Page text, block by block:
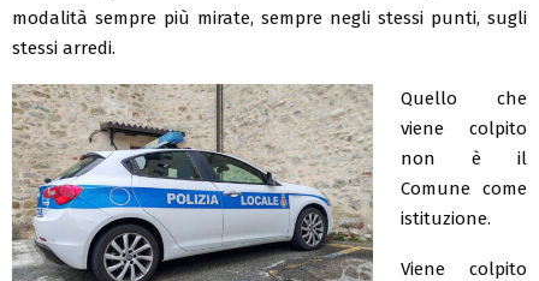
modalità sempre più mirate, sempre negli stessi punti, sugli
stessi arredi.
Quello che
viene colpito
non è il
Comune come
istituzione.
Viene colpito